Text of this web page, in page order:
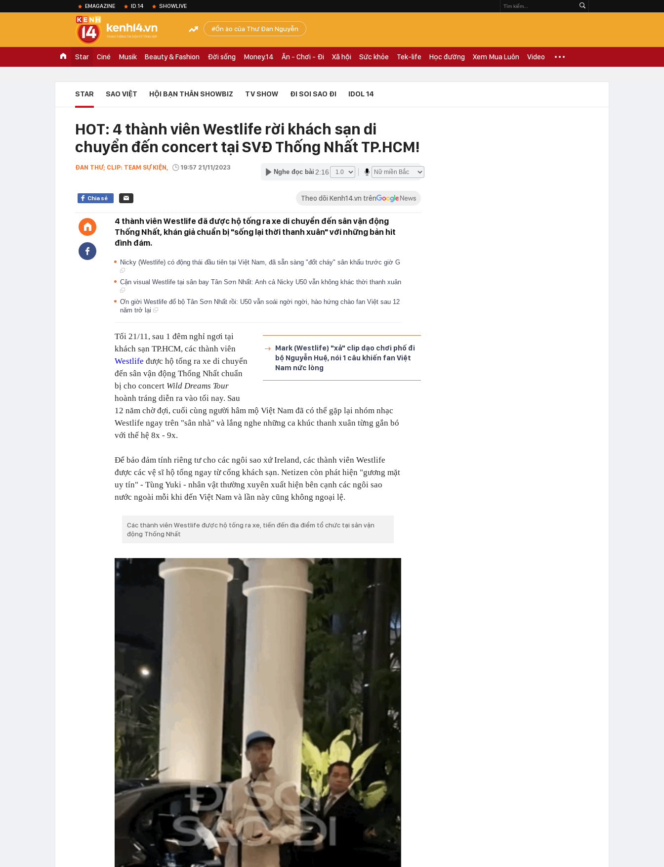
EMAGAZINE ID.14 SHOWLIVE
Ồn ào của Thư Đan Nguyễn
Star Ciné Musik Beauty & Fashion Đời sống Money.14 Ăn - Chơi - Đi Xã hội Sức khỏe Tek-life Học đường Xem Mua Luôn Video
STAR SAO VIỆT HỘI BẠN THÂN SHOWBIZ TV SHOW ĐI SOI SAO ĐI IDOL 14
HOT: 4 thành viên Westlife rời khách sạn di
chuyển đến concert tại SVĐ Thống Nhất TP.HCM!
ĐAN THƯ; CLIP: TEAM SỰ KIỆN, 19:57 21/11/2023
Nghe đọc bài 2:16
Chia sẻ Theo dõi Kenh14.vn trên
4 thành viên Westlife đã được hộ tống ra xe di chuyển đến sân vận động
Thống Nhất, khán giả chuẩn bị "sống lại thời thanh xuân" với những bản hit
đình đám.
Nicky (Westlife) có động thái đầu tiên tại Việt Nam, đã sẵn sàng "đốt cháy" sân khấu trước giờ G
Cận visual Westlife tại sân bay Tân Sơn Nhất: Anh cả Nicky U50 vẫn không khác thời thanh xuân
Ơn giời Westlife đổ bộ Tân Sơn Nhất rồi: U50 vẫn soái ngời ngời, hào hứng chào fan Việt sau 12
năm trở lại
Mark (Westlife) "xả" clip dạo chơi phố đi
bộ Nguyễn Huệ, nói 1 câu khiến fan Việt
Nam nức lòng
Tối 21/11, sau 1 đêm nghỉ ngơi tại
khách sạn TP.HCM, các thành viên
Westlife được hộ tống ra xe di chuyển
đến sân vận động Thống Nhất chuẩn
bị cho concert Wild Dreams Tour
hoành tráng diễn ra vào tối nay. Sau
12 năm chờ đợi, cuối cùng người hâm mộ Việt Nam đã có thể gặp lại nhóm nhạc
Westlife ngay trên "sân nhà" và lắng nghe những ca khúc thanh xuân từng gắn bó
với thế hệ 8x - 9x.
Để bảo đảm tính riêng tư cho các ngôi sao xứ Ireland, các thành viên Westlife
được các vệ sĩ hộ tống ngay từ cổng khách sạn. Netizen còn phát hiện "gương mặt
uy tín" - Tùng Yuki - nhân vật thường xuyên xuất hiện bên cạnh các ngôi sao
nước ngoài mỗi khi đến Việt Nam và lần này cũng không ngoại lệ.
Các thành viên Westlife được hộ tống ra xe, tiến đến địa điểm tổ chức tại sân vận
động Thống Nhất